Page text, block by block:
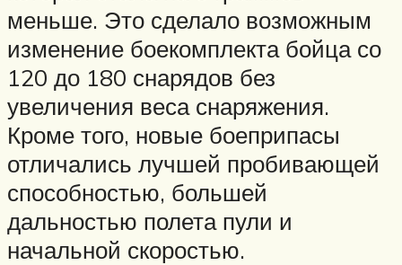
меньше. Это сделало возможным
изменение боекомплекта бойца со
120 до 180 снарядов без
увеличения веса снаряжения.
Кроме того, новые боеприпасы
отличались лучшей пробивающей
способностью, большей
дальностью полета пули и
начальной скоростью.